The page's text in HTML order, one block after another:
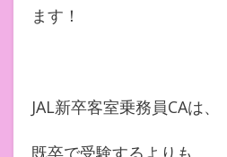
ます！
JAL新卒客室乗務員CAは、
既卒で受験するよりも